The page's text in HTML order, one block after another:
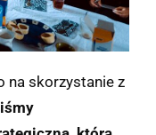
na skorzystanie z